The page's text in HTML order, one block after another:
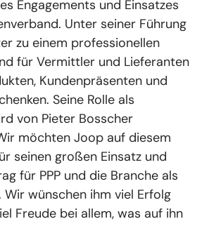
Engagements und Einsatzes
Unter seiner Führung
zu einem professionellen
für Vermittler und Lieferanten
Kundenpräsenten und
Seine Rolle als
von Pieter Bosscher
möchten Joop auf diesem
seinen großen Einsatz und
für PPP und die Branche als
Wir wünschen ihm viel Erfolg
Freude bei allem, was auf ihn